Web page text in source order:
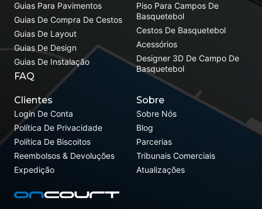
Piso Para Campos De
Basquetebol
Cestos De Basquetebol
Acessórios
Designer 3D De Campo De
Basquetebol
Guias Para Pavimentos
Guias De Compra De Cestos
Guias De Layout
Guias De Design
Guias De Instalação
FAQ
Clientes
Login De Conta
Política De Privacidade
Política De Biscoitos
Reembolsos & Devoluções
Expedição
Sobre
Sobre Nós
Blog
Parcerias
Tribunais Comerciais
Atualizações